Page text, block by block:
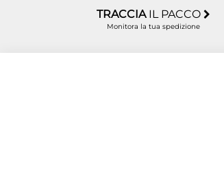
TRACCIA IL PACCO
Monitora la tua spedizione